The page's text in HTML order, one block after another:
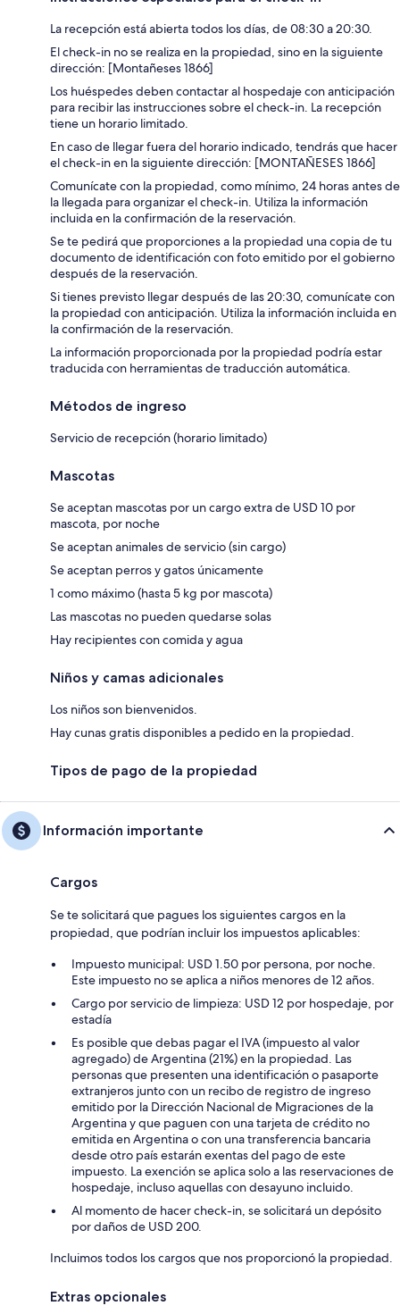
La recepción está abierta todos los días, de 08:30 a 20:30.
El check-in no se realiza en la propiedad, sino en la siguiente
dirección: [Montañeses 1866]
Los huéspedes deben contactar al hospedaje con anticipación
para recibir las instrucciones sobre el check-in. La recepción
tiene un horario limitado.
En caso de llegar fuera del horario indicado, tendrás que hacer
el check-in en la siguiente dirección: [MONTAÑESES 1866]
Comunícate con la propiedad, como mínimo, 24 horas antes de
la llegada para organizar el check-in. Utiliza la información
incluida en la confirmación de la reservación.
Se te pedirá que proporciones a la propiedad una copia de tu
documento de identificación con foto emitido por el gobierno
después de la reservación.
Si tienes previsto llegar después de las 20:30, comunícate con
la propiedad con anticipación. Utiliza la información incluida en
la confirmación de la reservación.
La información proporcionada por la propiedad podría estar
traducida con herramientas de traducción automática.
Métodos de ingreso
Servicio de recepción (horario limitado)
Mascotas
Se aceptan mascotas por un cargo extra de USD 10 por
mascota, por noche
Se aceptan animales de servicio (sin cargo)
Se aceptan perros y gatos únicamente
1 como máximo (hasta 5 kg por mascota)
Las mascotas no pueden quedarse solas
Hay recipientes con comida y agua
Niños y camas adicionales
Los niños son bienvenidos.
Hay cunas gratis disponibles a pedido en la propiedad.
Tipos de pago de la propiedad
Información importante
Cargos
Se te solicitará que pagues los siguientes cargos en la
propiedad, que podrían incluir los impuestos aplicables:
Impuesto municipal: USD 1.50 por persona, por noche.
Este impuesto no se aplica a niños menores de 12 años.
Cargo por servicio de limpieza: USD 12 por hospedaje, por
estadía
Es posible que debas pagar el IVA (impuesto al valor
agregado) de Argentina (21%) en la propiedad. Las
personas que presenten una identificación o pasaporte
extranjeros junto con un recibo de registro de ingreso
emitido por la Dirección Nacional de Migraciones de la
Argentina y que paguen con una tarjeta de crédito no
emitida en Argentina o con una transferencia bancaria
desde otro país estarán exentas del pago de este
impuesto. La exención se aplica solo a las reservaciones de
hospedaje, incluso aquellas con desayuno incluido.
Al momento de hacer check-in, se solicitará un depósito
por daños de USD 200.
Incluimos todos los cargos que nos proporcionó la propiedad.
Extras opcionales